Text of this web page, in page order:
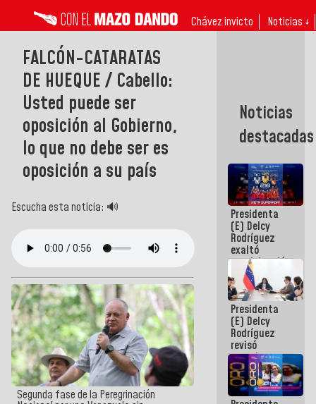
Chávez invicto Noticias ↓
FALCÓN-CATARATAS
DE HUEQUE / Cabello:
Usted puede ser
oposición al Gobierno,
lo que no debe ser es
oposición a su país
Escucha esta noticia: 🔊
Segunda fase de la Peregrinación
Noticias
destacadas
Presidenta
(E) Delcy
Rodríguez
exaltó
participación
de
Venezuela
en Juegos
Centroamericanos
y del Caribe
2026
Presidenta
(E) Delcy
Rodríguez
revisó
agenda
económica y
ejecución de
fondos de